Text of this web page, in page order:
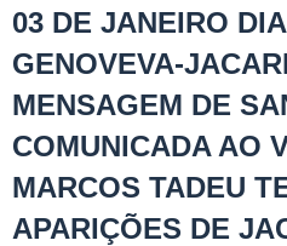
03 DE JANEIRO
GENOVEVA-
MENSAGEM DE
COMUNICADA AO
MARCOS TADEU
APARIÇÕES DE